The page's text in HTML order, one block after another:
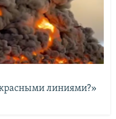
линиями?»